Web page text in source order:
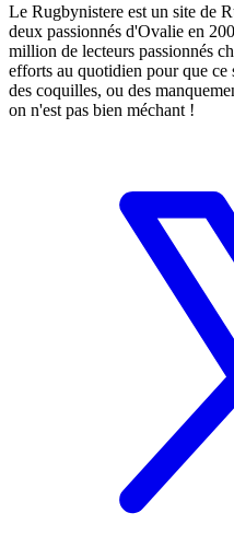
Le Rugbynistere est un site de
deux passionnés d'Ovalie en
million de lecteurs passionnés
efforts au quotidien pour que ce
des coquilles, ou des
on n'est pas bien méchant !